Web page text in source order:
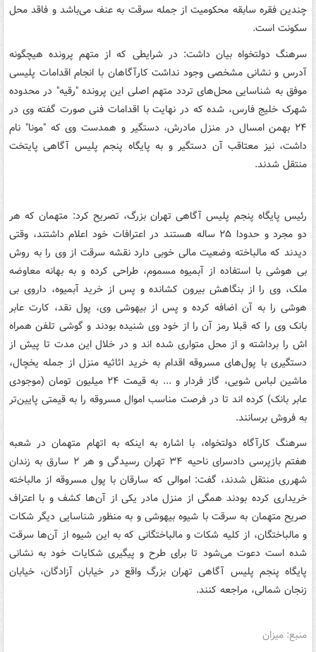
چندین فقره سابقه محکومیت از جمله سرقت به عنف می‌باشد و فاقد محل
سکونت است.
سرهنگ دولتخواه بیان داشت: در شرایطی که از متهم پرونده هیچگونه
آدرس و نشانی مشخصی وجود نداشت کارآگاهان با انجام اقدامات پلیسی
موفق به شناسایی محل‌های تردد متهم اصلی این پرونده "رقیه" در محدوده
شهرک خلیج فارس، شده که در نهایت با اقدامات فنی صورت گفته وی در
۲۴ بهمن امسال در منزل مادرش، دستگیر و همدست وی که "مونا" نام
داشت، نیز معتاقب آن دستگیر و به پایگاه پنجم پلیس آگاهی پایتخت
منتقل شدند.
رئیس پایگاه پنجم پلیس آگاهی تهران بزرگ، تصریح کرد: متهمان که هر
دو مجرد و حدودا ۲۵ ساله هستند در اعترافات خود اعلام داشتند، وقتی
دیدند که مالباخته وضعیت مالی خوبی دارد نقشه سرقت از وی را به روش
بی هوشی با استفاده از آبمیوه مسموم، طراحی کرده و به بهانه معاوضه
ملک، وی را از بنگاهش بیرون کشانده و پس از خرید آبمیوه، داروی بی
هوشی را به آن اضافه کرده و پس از بیهوشی وی، پول نقد، کارت عابر
بانک وی را که قبلا رمز آن را از خود وی شنیده بودند و گوشی تلفن همراه
اش را برداشته و از محل متواری شده اند و در خلال این مدت تا پیش از
دستگیری با پول‌های مسروقه اقدام به خرید اثاثیه منزل از جمله یخچال،
ماشین لباس شویی، گاز فردار و ... به قیمت ۲۴ میلیون تومان (موجودی
عابر بانک) کرده اند تا در فرصت مناسب اموال مسروقه را به قیمتی پایین‌تر
به فروش برسانند.
سرهنگ کارآگاه دولتخواه، با اشاره به اینکه به اتهام متهمان در شعبه
هفتم بازپرسی دادسرای ناحیه ۳۴ تهران رسیدگی و هر ۲ سارق به زندان
شهرری منتقل شدند، گفت: اموالی که سارقان با پول مسروقه از مالباخته
خریداری کرده بودند همگی از منزل مادر یکی از آن‌ها کشف و با اعتراف
صریح متهمان به سرقت با شیوه بیهوشی و به منظور شناسایی دیگر شکات
و مالباختگان، از کلیه شکات و مالباختگانی که به این شیوه از آن‌ها سرقت
شده است دعوت می‌شود تا برای طرح و پیگیری شکایات خود به نشانی
پایگاه پنجم پلیس آگاهی تهران بزرگ واقع در خیابان آزادگان، خیابان
زنجان شمالی، مراجعه کنند.
منبع: میزان